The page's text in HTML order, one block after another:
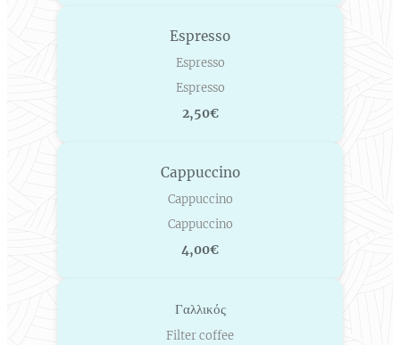
Espresso
Espresso
Espresso
2,50€
Cappuccino
Cappuccino
Cappuccino
4,00€
Γαλλικός
Filter coffee